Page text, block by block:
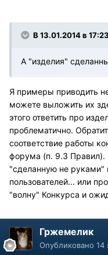
В 13.01.2014 в
А "изделия"
Я примеры приводить
можете выложить их
этого ответить про
проблематично.
соответствие работы
форума (п. 9.3 Правил).
"сделанную не руками"
пользователей... или
"волну" Конкурса и
Гржемелик
Опубликовано 14